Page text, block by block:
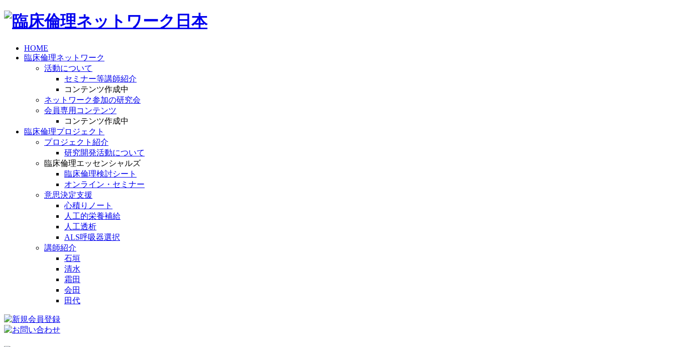
HOME
臨床倫理ネットワーク
活動について
セミナー等講師紹介
コンテンツ作成中
ネットワーク参加の研究会
会員専用コンテンツ
コンテンツ作成中
臨床倫理プロジェクト
プロジェクト紹介
研究開発活動について
臨床倫理エッセンシャルズ
臨床倫理検討シート
オンライン・セミナー
意思決定支援
心積りノート
人工的栄養補給
人工透析
ALS呼吸器選択
講師紹介
石垣
清水
霜田
会田
田代